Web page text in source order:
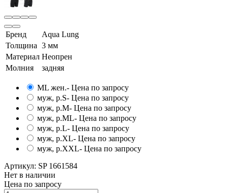
Бренд
Aqua Lung
Толщина 3 мм
Материал Неопрен
Молния
задняя
ML жен.- Цена по запросу
муж, р.S- Цена по запросу
муж, р.M- Цена по запросу
муж, р.ML- Цена по запросу
муж, р.L- Цена по запросу
муж, р.XL- Цена по запросу
муж, р.XXL- Цена по запросу
Артикул: SP 1661584
Нет в наличии
Цена по запросу